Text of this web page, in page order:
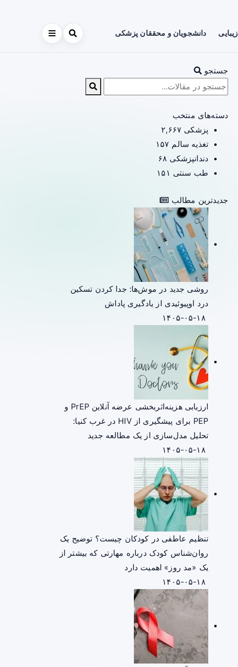
دانشجویان و محققان پزشکی
جستجو
دسته‌های منتخب
پزشکی ۲,۶۶۷
تغذیه سالم ۱۵۷
دندانپزشکی ۶۸
طب سنتی ۱۵۱
جدیدترین مطالب
روشی جدید در موش‌ها: جدا کردن تسکین
درد اوپیوئیدی از یادگیری پاداش
ارزیابی هزینه‌اثربخشی عرضه آنلاین PrEP و
PEP برای پیشگیری از HIV در غرب کنیا:
تحلیل مدل‌سازی از یک مطالعه جدید
تنظیم عاطفی در کودکان چیست؟ توضیح یک
روان‌شناس کودک درباره مهارتی که بیشتر از
یک «مد روز» اهمیت دارد